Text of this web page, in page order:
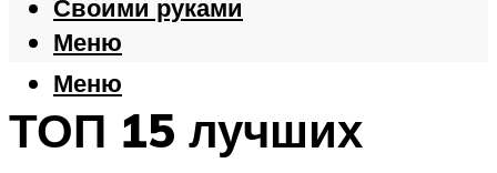
Своими руками
Меню
Меню
ТОП 15 лучших